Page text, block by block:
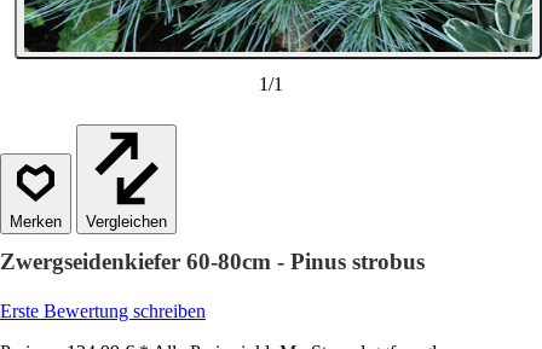
1/1
Vergleichen
Zwergseidenkiefer 60-80cm - Pinus strobus
Erste Bewertung schreiben